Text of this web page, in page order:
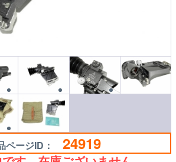
ページID： 24919